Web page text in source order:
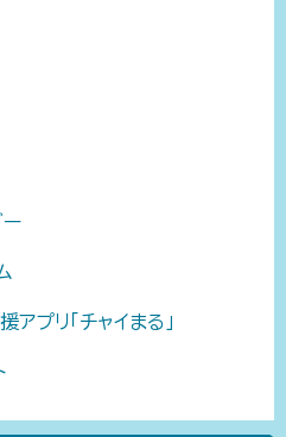
ー
プリ「チャイまる」